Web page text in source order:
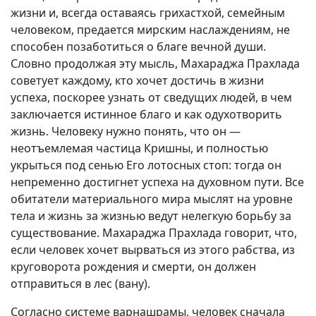
жизни и, всегда оставаясь грихастхой, семейным
человеком, предается мирским наслаждениям, не
способен позаботиться о благе вечной души.
Словно продолжая эту мысль, Махараджа Прахлада
советует каждому, кто хочет достичь в жизни
успеха, поскорее узнать от сведущих людей, в чем
заключается истинное благо и как одухотворить
жизнь. Человеку нужно понять, что он —
неотъемлемая частица Кришны, и полностью
укрыться под сенью Его лотосных стоп: тогда он
непременно достигнет успеха на духовном пути. Все
обитатели материального мира мыслят на уровне
тела и жизнь за жизнью ведут нелегкую борьбу за
существование. Махараджа Прахлада говорит, что,
если человек хочет вырваться из этого рабства, из
круговорота рождения и смерти, он должен
отправиться в лес (вану).
Согласно системе варнашрамы, человек сначала